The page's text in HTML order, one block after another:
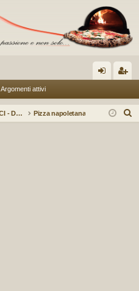
in riv
Argomenti attivi
PRIMI APPROCCI - Dalla teoria alla pratica per chi e' solo agli inizi..... Pizza napoletana